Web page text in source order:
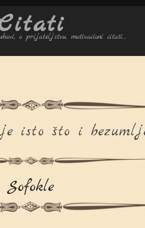
o prijateljstvu, motivacioni citati…
isto što i
Sofokle